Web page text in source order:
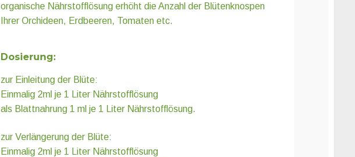
organische Nährstofflösung erhöht die Anzahl der Blütenknospen
Ihrer Orchideen, Erdbeeren, Tomaten etc.
Dosierung:
zur Einleitung der Blüte:
Einmalig 2ml je 1 Liter Nährstofflösung
als Blattnahrung 1 ml je 1 Liter Nährstofflösung.
zur Verlängerung der Blüte:
Einmalig 2ml je 1 Liter Nährstofflösung